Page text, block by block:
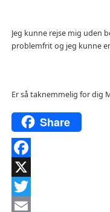
Jeg kunne rejse mig uden
problemfrit og jeg kunne
Er så taknemmelig for dig
Share
Facebook
X
Twitter